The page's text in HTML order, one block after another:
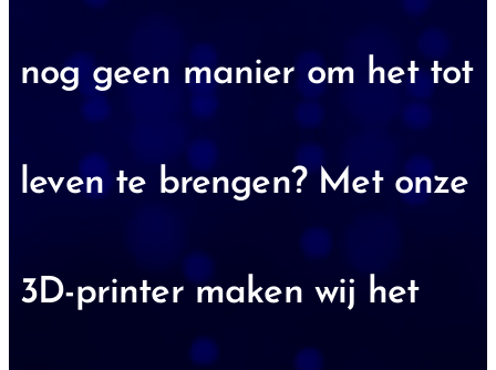
nog geen manier om het tot
leven te brengen? Met onze
3D-printer maken wij het